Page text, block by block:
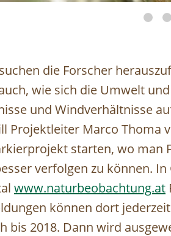
die Forscher
wie sich die Umwelt
und Windverhältnisse
Projektleiter Marco Thoma
starten, wo man
verfolgen zu können.
www.naturbeobachtung.at
können dort
bis 2018. Dann wird